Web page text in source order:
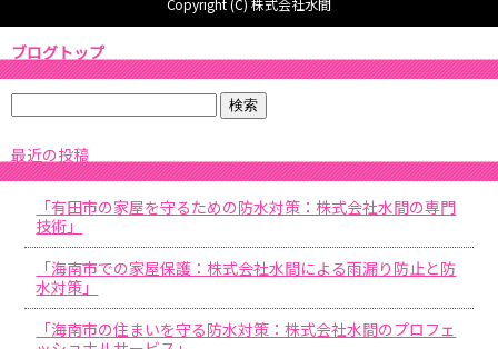
ブログトップ
最近の投稿
「有田市の家屋を守るための防水対策：株式会社水間の専門
技術」
「海南市での家屋保護：株式会社水間による雨漏り防止と防
水対策」
「海南市の住まいを守る防水対策：株式会社水間のプロフェ